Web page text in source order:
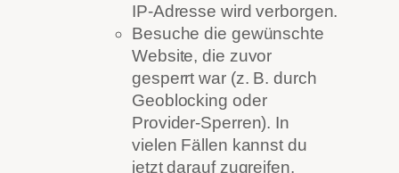
IP-Adresse wird verborgen.
Besuche die gewünschte
Website, die zuvor
gesperrt war (z. B. durch
Geoblocking oder
Provider-Sperren). In
vielen Fällen kannst du
jetzt darauf zugreifen.